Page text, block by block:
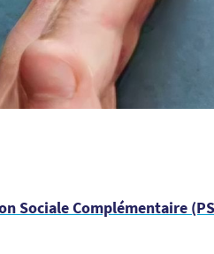
Sociale Complémentaire